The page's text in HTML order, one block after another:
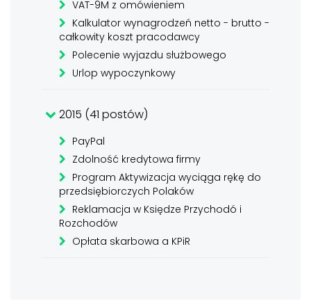
VAT-9M z omówieniem
Kalkulator wynagrodzeń netto - brutto -
całkowity koszt pracodawcy
Polecenie wyjazdu służbowego
Urlop wypoczynkowy
2015 (41 postów)
PayPal
Zdolność kredytowa firmy
Program Aktywizacja wyciąga rękę do
przedsiębiorczych Polaków
Reklamacja w Księdze Przychodó i
Rozchodów
Opłata skarbowa a KPiR